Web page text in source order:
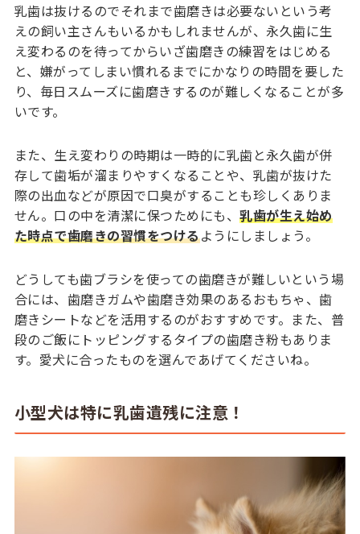
乳歯は抜けるのでそれまで歯磨きは必要ないという考
えの飼い主さんもいるかもしれませんが、永久歯に生
え変わるのを待ってからいざ歯磨きの練習をはじめる
と、嫌がってしまい慣れるまでにかなりの時間を要した
り、毎日スムーズに歯磨きするのが難しくなることが多
いです。
また、生え変わりの時期は一時的に乳歯と永久歯が併
存して歯垢が溜まりやすくなることや、乳歯が抜けた
際の出血などが原因で口臭がすることも珍しくありま
せん。口の中を清潔に保つためにも、乳歯が生え始め
た時点で歯磨きの習慣をつけるようにしましょう。
どうしても歯ブラシを使っての歯磨きが難しいという場
合には、歯磨きガムや歯磨き効果のあるおもちゃ、歯
磨きシートなどを活用するのがおすすめです。また、普
段のご飯にトッピングするタイプの歯磨き粉もありま
す。愛犬に合ったものを選んであげてくださいね。
小型犬は特に乳歯遺残に注意！